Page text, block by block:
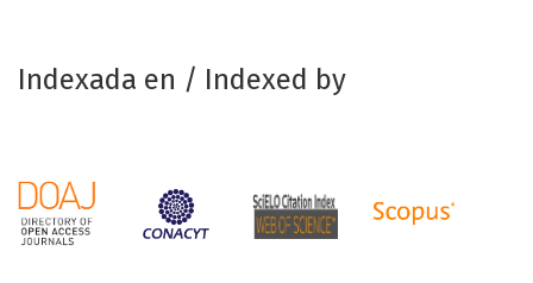
Indexada en / Indexed by